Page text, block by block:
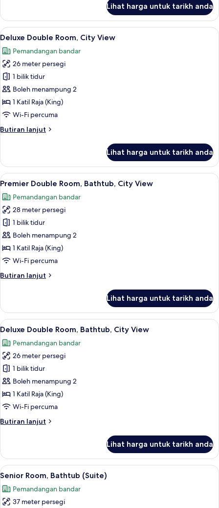
Double
Room
Lihat harga untuk tarikh anda
Lihat
semua
foto
untuk
Deluxe
Double
Room,
City
Peralatan tempat tidur premium,
6
Deluxe Double Room, City View
Pemandangan bandar
26 meter persegi
1 bilik tidur
Boleh menampung 2
1 Katil Raja (King)
Wi-Fi percuma
Butiran lanjut
Butiran
Double
Room,
City
Lihat harga untuk tarikh anda
Lihat
semua
foto
untuk
Premier
Double
Room,
Bathtub,
View
Premier Double Room, Bathtub,
9
Premier Double Room, Bathtub, City View
Pemandangan bandar
28 meter persegi
1 bilik tidur
Boleh menampung 2
1 Katil Raja (King)
Wi-Fi percuma
Butiran lanjut
Butiran
Double
Room,
Bathtub,
View
Lihat harga untuk tarikh anda
Lihat
semua
foto
untuk
Deluxe
Double
Room,
Bathtub,
View
7
Deluxe Double Room, Bathtub, City View
Pemandangan bandar
26 meter persegi
1 bilik tidur
Boleh menampung 2
1 Katil Raja (King)
Wi-Fi percuma
Butiran lanjut
Butiran
Double
Room,
Bathtub,
View
Lihat harga untuk tarikh anda
Lihat
semua
foto
untuk
Peralatan tempat tidur premium,
6
Senior Room, Bathtub (Suite)
Pemandangan bandar
37 meter persegi